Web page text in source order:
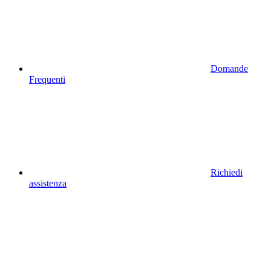
Domande
Frequenti
Richiedi
assistenza